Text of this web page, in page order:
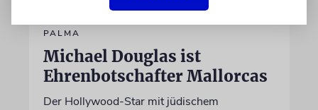
PALMA
Michael Douglas ist
Ehrenbotschafter Mallorcas
Der Hollywood-Star mit jüdischem